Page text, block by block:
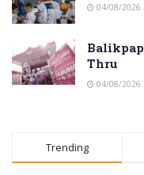
04/08/2026
Thru
04/08/2026
Trending